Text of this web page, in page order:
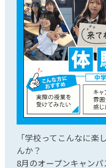
「学校ってこんなに楽
んか？
8月のオープンキャン